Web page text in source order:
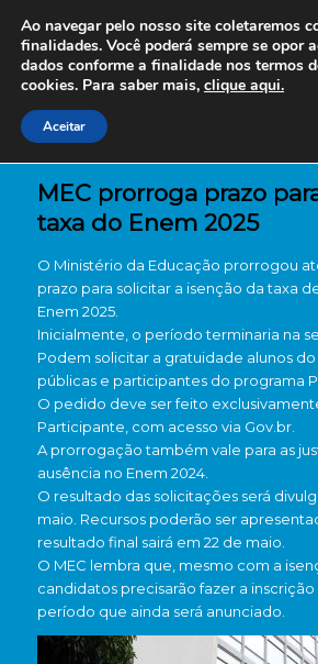
MEC prorroga prazo
taxa do Enem 2025
O Ministério da Educação prorrogou
prazo para solicitar a isenção da taxa
Enem 2025.
Inicialmente, o período terminaria na
Podem solicitar a gratuidade alunos do
públicas e participantes do programa
O pedido deve ser feito
Participante, com acesso via Gov.br.
A prorrogação também vale para as
ausência no Enem 2024.
O resultado das solicitações será
maio. Recursos poderão ser
resultado final sairá em 22 de maio.
O MEC lembra que, mesmo com a
candidatos precisarão fazer a inscrição
período que ainda será anunciado.
Ao navegar pelo nosso site coletaremos
finalidades. Você poderá sempre se opor
dados conforme a finalidade nos termos
cookies. Para saber mais, clique aqui.
Aceitar